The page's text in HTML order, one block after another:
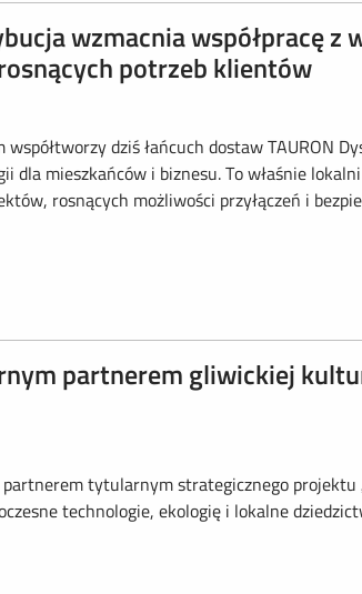
wzmacnia współpracę
potrzeb klientów
dziś łańcuch dostaw TAURON
dla mieszkańców i biznesu. To właśnie
rosnących możliwości przyłączeń i
partnerem gliwickiej
partnerem tytularnym strategicznego projektu
technologie, ekologię i lokalne